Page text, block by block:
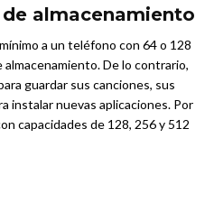
almacenamiento
a un teléfono con 64 o 128
De lo contrario,
guardar sus canciones, sus
instalar nuevas aplicaciones. Por
capacidades de 128, 256 y 512